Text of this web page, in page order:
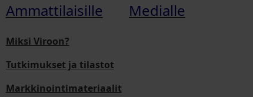
Ammattilaisille
Miksi Viroon?
Tutkimukset ja tilastot
Markkinointimateriaalit
Medialle